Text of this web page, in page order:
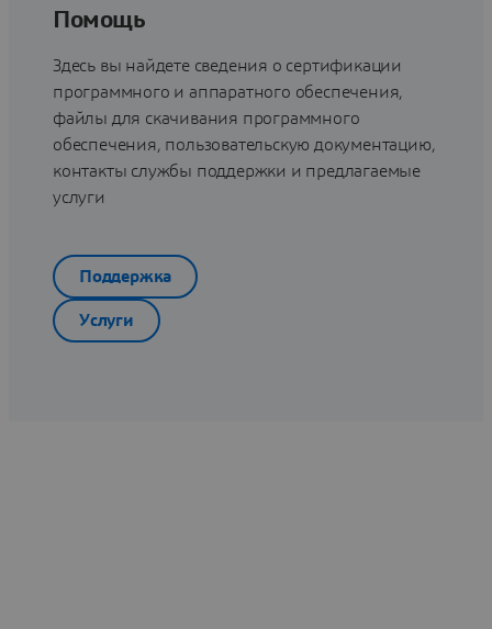
Помощь
Здесь вы найдете сведения о сертификации
программного и аппаратного обеспечения,
файлы для скачивания программного
обеспечения, пользовательскую документацию,
контакты службы поддержки и предлагаемые
услуги
Поддержка
Услуги